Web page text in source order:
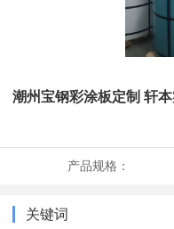
潮州宝钢彩涂板定制 轩
产品规格：
关键词